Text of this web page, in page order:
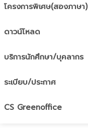
โครงการพิเศษ(สองภาษา)
ดาวน์โหลด
บริการนักศึกษา/บุคลากร
ระเบียบ/ประกาศ
CS Greenoffice